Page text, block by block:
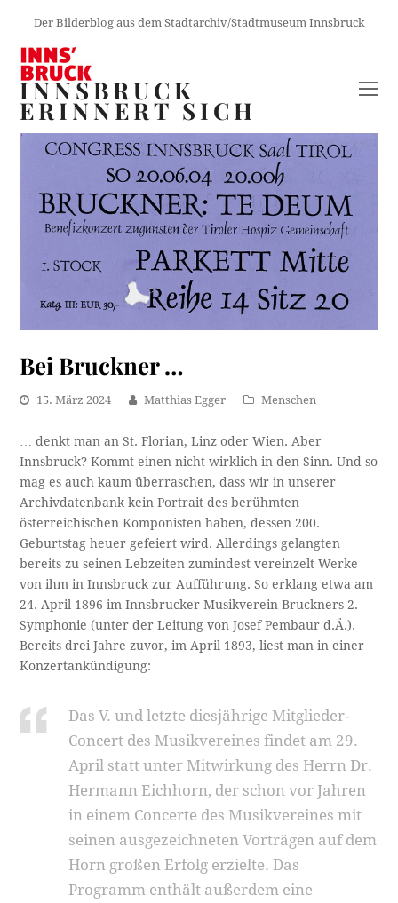
Der Bilderblog aus dem Stadtarchiv/Stadtmuseum Innsbruck
INNSBRUCK
ERINNERT SICH
Bei Bruckner …
15. März 2024 Matthias Egger Menschen
… denkt man an St. Florian, Linz oder Wien. Aber
Innsbruck? Kommt einen nicht wirklich in den Sinn. Und so
mag es auch kaum überraschen, dass wir in unserer
Archivdatenbank kein Portrait des berühmten
österreichischen Komponisten haben, dessen 200.
Geburtstag heuer gefeiert wird. Allerdings gelangten
bereits zu seinen Lebzeiten zumindest vereinzelt Werke
von ihm in Innsbruck zur Aufführung. So erklang etwa am
24. April 1896 im Innsbrucker Musikverein Bruckners 2.
Symphonie (unter der Leitung von Josef Pembaur d.Ä.).
Bereits drei Jahre zuvor, im April 1893, liest man in einer
Konzertankündigung:
Das V. und letzte diesjährige Mitglieder-
Concert des Musikvereines findet am 29.
April statt unter Mitwirkung des Herrn Dr.
Hermann Eichhorn, der schon vor Jahren
in einem Concerte des Musikvereines mit
seinen ausgezeichneten Vorträgen auf dem
Horn großen Erfolg erzielte. Das
Programm enthält außerdem eine